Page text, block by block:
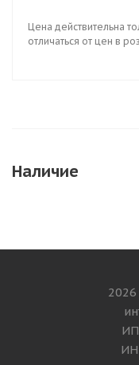
Цена действительна
отличаться от цен в
Наличие